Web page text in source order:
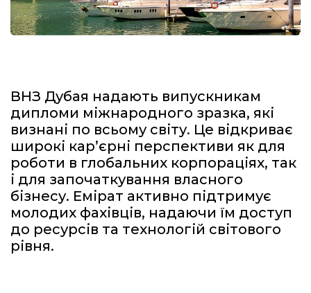
ВНЗ Дубая надають випускникам
дипломи міжнародного зразка, які
визнані по всьому світу. Це відкриває
широкі кар’єрні перспективи як для
роботи в глобальних корпораціях, так
і для започаткування власного
бізнесу. Емірат активно підтримує
молодих фахівців, надаючи їм доступ
до ресурсів та технологій світового
рівня.